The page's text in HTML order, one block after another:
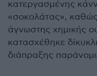
κατεργασμένης
«σοκολάτας»,
άγνωστης χημικής
κατασχέθηκε
διάπραξης